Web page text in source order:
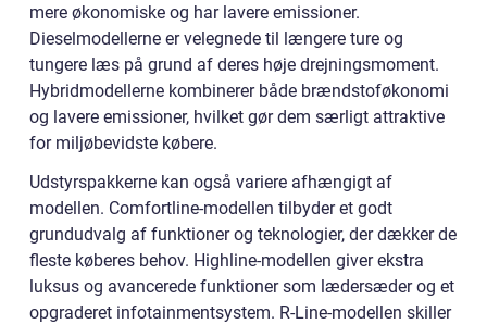
mere økonomiske og har lavere emissioner.
Dieselmodellerne er velegnede til længere ture og
tungere læs på grund af deres høje drejningsmoment.
Hybridmodellerne kombinerer både brændstoføkonomi
og lavere emissioner, hvilket gør dem særligt attraktive
for miljøbevidste købere.
Udstyrspakkerne kan også variere afhængigt af
modellen. Comfortline-modellen tilbyder et godt
grundudvalg af funktioner og teknologier, der dækker de
fleste køberes behov. Highline-modellen giver ekstra
luksus og avancerede funktioner som lædersæder og et
opgraderet infotainmentsystem. R-Line-modellen skiller